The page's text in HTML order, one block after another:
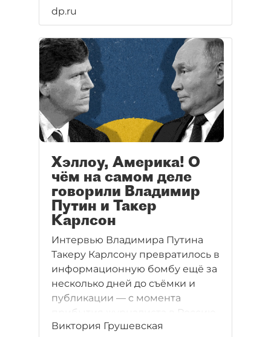
dp.ru
Хэллоу, Америка! О
чём на самом деле
говорили Владимир
Путин и Такер
Карлсон
Интервью Владимира Путина
Такеру Карлсону превратилось в
информационную бомбу ещё за
несколько дней до съёмки и
публикации — с момента
прибытия журналиста в Россию.
Виктория Грушевская